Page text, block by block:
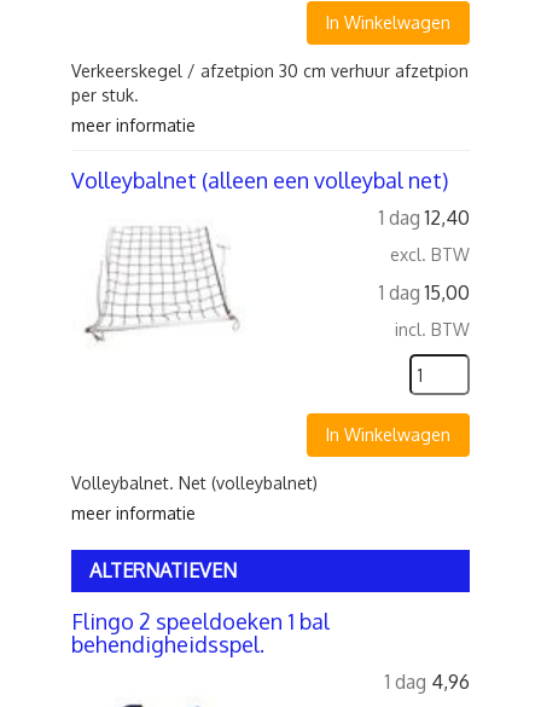
In Winkelwagen
Verkeerskegel / afzetpion 30 cm verhuur afzetpion
per stuk.
meer informatie
Volleybalnet (alleen een volleybal net)
1 dag 12,40
excl. BTW
1 dag 15,00
incl. BTW
In Winkelwagen
Volleybalnet. Net (volleybalnet)
meer informatie
ALTERNATIEVEN
Flingo 2 speeldoeken 1 bal
behendigheidsspel.
1 dag 4,96